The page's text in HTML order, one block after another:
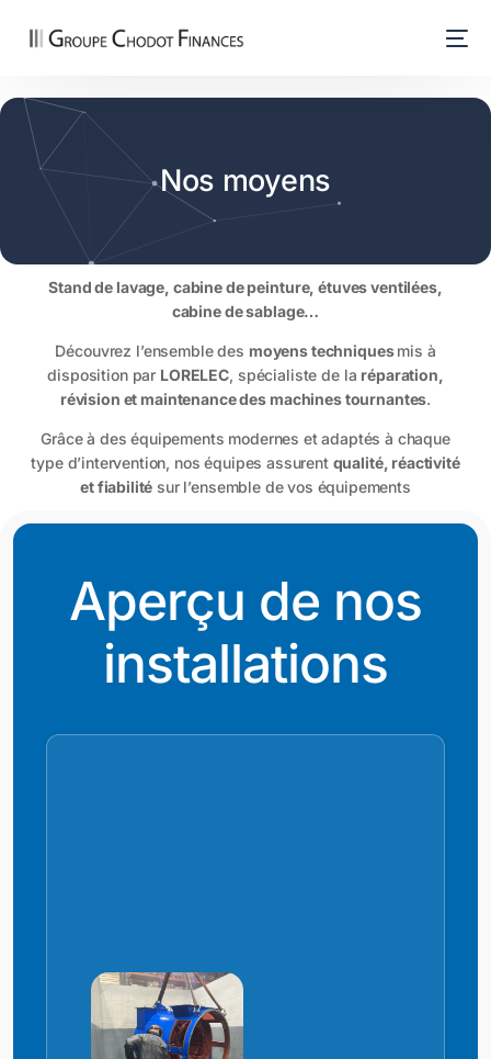
Nos moyens
Stand de lavage, cabine de peinture, étuves ventilées,
cabine de sablage…
Découvrez l’ensemble des moyens techniquesmis à
disposition par LORELEC, spécialiste de la réparation,
révision et maintenance des machines tournantes.
Grâce à des équipements modernes et adaptés à chaque
type d’intervention, nos équipes assurent qualité, réactivité
et fiabilité sur l’ensemble de vos équipements
Aperçu de nos
installations